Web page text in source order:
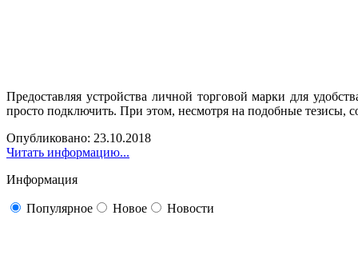
Предоставляя устройства личной торговой марки для
просто подключить. При этом, несмотря на подобные тезисы,
Опубликовано: 23.10.2018
Читать информацию...
Информация
Популярное Новое Новости